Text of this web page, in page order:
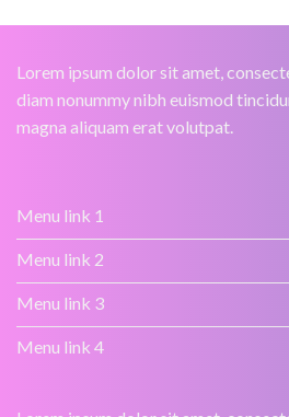
Lorem ipsum dolor sit amet,
diam nonummy nibh euismod
magna aliquam erat volutpat.
Menu link 1
Menu link 2
Menu link 3
Menu link 4